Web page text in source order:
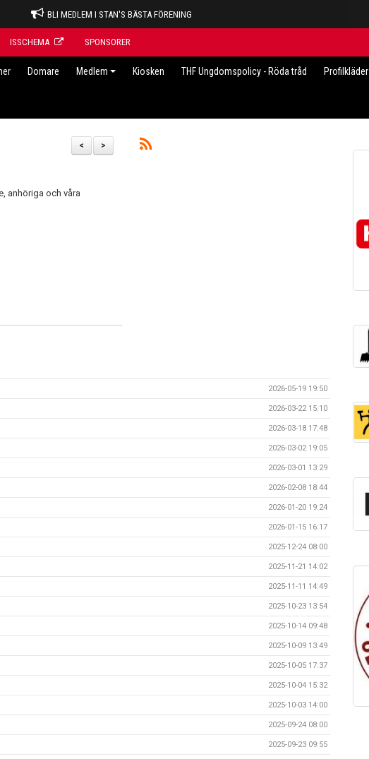
BLI MEDLEM I STAN'S BÄSTA FÖRENING
ISSCHEMA SPONSORER
Domare Medlem Kiosken THF Ungdomspolicy - Röda tråd Profilkläder
>
<
anhöriga och våra
2026-05-19 19:50
2026-03-22 15:10
2026-03-18 17:48
2026-03-02 19:05
2026-03-01 13:29
2026-02-08 18:44
2026-01-20 19:24
2026-01-15 16:17
2025-12-24 08:00
2025-11-21 14:02
2025-11-11 14:49
2025-10-23 13:54
2025-10-14 09:48
2025-10-09 13:49
2025-10-05 17:37
2025-10-04 15:32
2025-10-03 14:00
2025-09-24 08:00
2025-09-23 09:55